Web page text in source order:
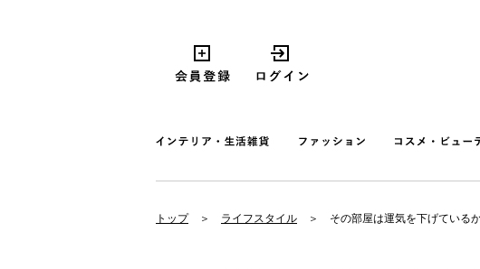
トップ ライフスタイル その部屋は運気を下げている